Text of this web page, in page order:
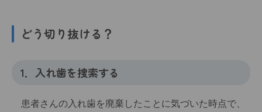
どう切り抜ける？
1．入れ歯を捜索する
患者さんの入れ歯を廃棄したことに気づいた時点で、